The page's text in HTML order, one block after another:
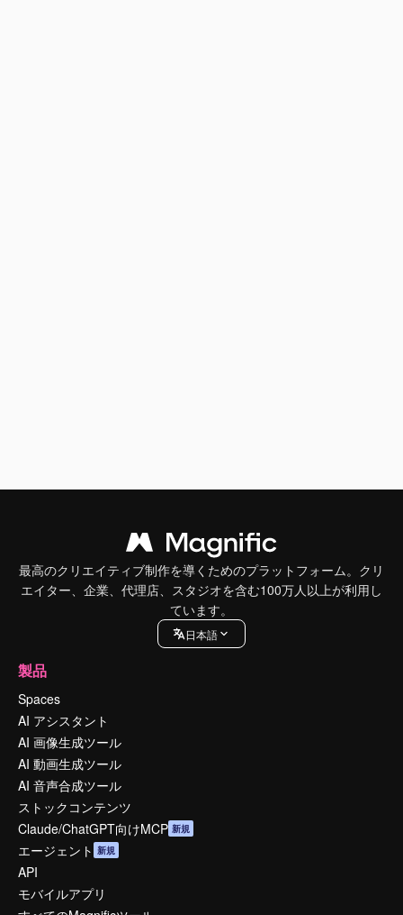
最高のクリエイティブ制作を導くためのプラットフォーム。クリ
エイター、企業、代理店、スタジオを含む100万人以上が利用し
ています。
日本語
製品
Spaces
AI アシスタント
AI 画像生成ツール
AI 動画生成ツール
AI 音声合成ツール
ストックコンテンツ
Claude/ChatGPT向けMCP 新規
エージェント 新規
API
モバイルアプリ